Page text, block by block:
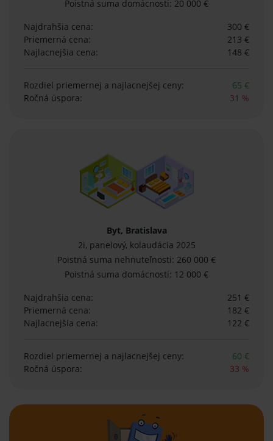
Poistná suma domácnosti: 20 000 €
Najdrahšia cena:
300 €
Priemerná cena:
213 €
Najlacnejšia cena:
148 €
Rozdiel priemernej a najlacnejšej ceny:
65 €
Ročná úspora:
31 %
Byt, Bratislava
2i, panelový, kolaudácia 2025
Poistná suma nehnuteľnosti: 260 000 €
Poistná suma domácnosti: 12 000 €
Najdrahšia cena:
251 €
Priemerná cena:
182 €
Najlacnejšia cena:
122 €
Rozdiel priemernej a najlacnejšej ceny:
60 €
Ročná úspora:
33 %